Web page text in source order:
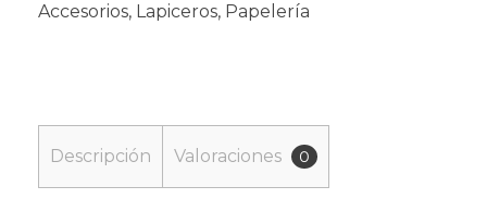
Accesorios, Lapiceros, Papelería
Descripción Valoraciones 0